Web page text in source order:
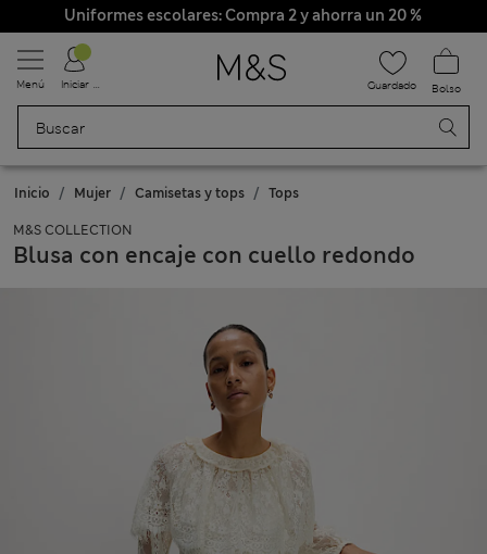
Uniformes escolares: Compra 2 y ahorra un 20 %
Menú Iniciar sesión Guardado Bolso
Inicio Mujer Camisetas y tops Tops
M&S COLLECTION
Blusa con encaje con cuello redondo